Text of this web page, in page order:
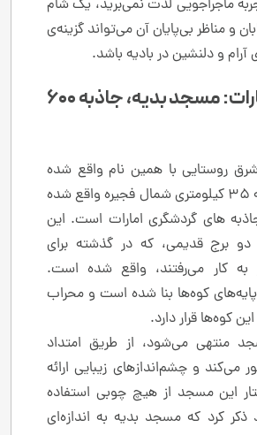
ماجراجویی لذت نمی‌برید، یک شام
و مناظر بی‌پایان آن می‌تواند گزینه‌ی
آرام و دلنشین در بادیه باشد.
گردشگری امارات: مسجد بدیه، جاذبه ۶۰۰
روستایی با همین نام واقع شده
است که در فاصله ۳۵ کیلومتری شمال فجیره واقع شده
های گردشگری امارات است. این
برج قدیمی، که در گذشته برای
به کار می‌رفتند، واقع شده است.
پایه‌های کوه‌ها بنا شده است و محراب
کوه‌ها قرار دارد.
منتهی می‌شود، از طریق امتداد
می‌کند و چشم‌اندازهای زیبایی ارائه
این مسجد از هیچ چوبی استفاده
کرد که مسجد بدیه به اندازه‌ای